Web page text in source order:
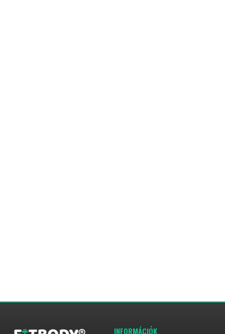
INFORMÁCIÓK